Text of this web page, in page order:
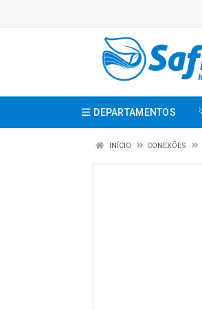
DEPARTAMENTOS
INÍCIO CONEXÕES